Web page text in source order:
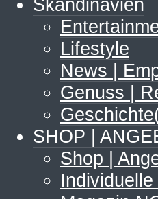
Skandinavien
Lifestyle
News |
Genuss |
SHOP |
Shop |